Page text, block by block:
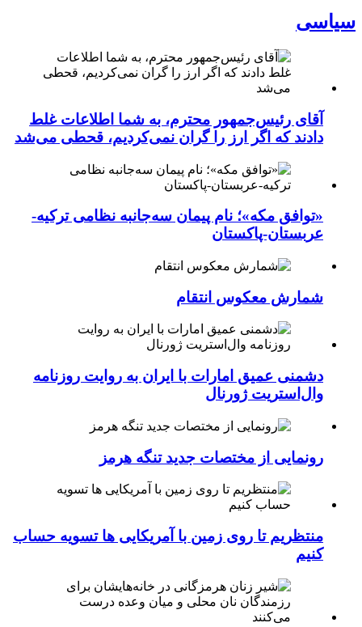
سیاسی
آقای رئیس‌جمهور محترم، به شما اطلاعات غلط
دادند که اگر ارز را گران نمی‌کردیم، قحطی می‌شد
«توافق مکه»؛ نام پیمان سه‌جانبه نظامی ترکیه-
عربستان-پاکستان
شمارش معکوس انتقام
دشمنی عمیق امارات با ایران به روایت روزنامه
وال‌استریت ژورنال
رونمایی از مختصات جدید تنگه هرمز
منتظریم تا روی زمین با آمریکایی ها تسویه حساب
کنیم